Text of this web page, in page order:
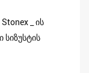
_ ის
სიზუსტის